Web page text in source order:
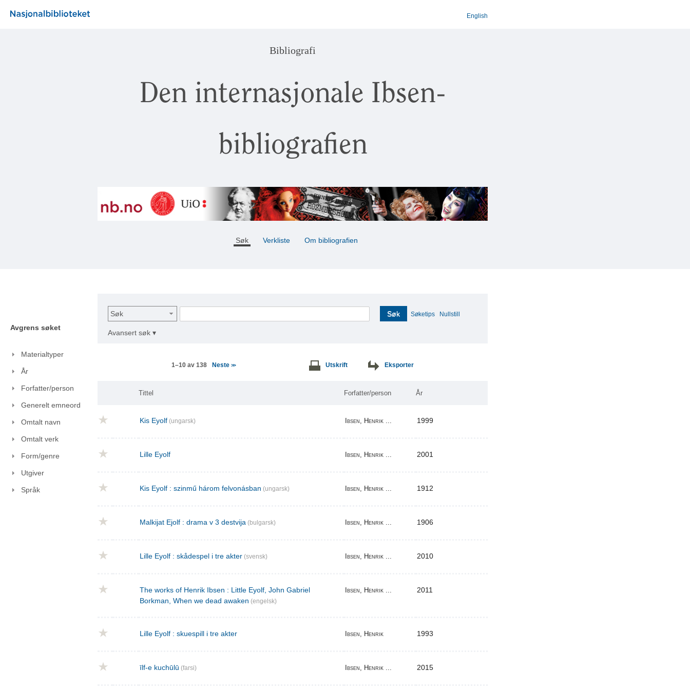
English
Bibliografi
Den internasjonale Ibsen-
bibliografien
Søk Verkliste Om bibliografien
Avgrens søket
Materialtyper
År
Forfatter/person
Generelt emneord
Omtalt navn
Omtalt verk
Form/genre
Utgiver
Språk
Søk Søk Søketips Nullstill
Avansert søk ▾
1–10 av 138 Neste >> Utskrift Eksporter
Tittel Forfatter/person År
Kis Eyolf (ungarsk) Ibsen, Henrik ... 1999
Lille Eyolf Ibsen, Henrik ... 2001
Kis Eyolf : szinmű három felvonásban (ungarsk) Ibsen, Henrik ... 1912
Malkijat Ejolf : drama v 3 destvija (bulgarsk) Ibsen, Henrik ... 1906
Lille Eyolf : skådespel i tre akter (svensk) Ibsen, Henrik ... 2010
The works of Henrik Ibsen : Little Eyolf, John Gabriel
Borkman, When we dead awaken (engelsk)
Ibsen, Henrik ... 2011
Lille Eyolf : skuespill i tre akter Ibsen, Henrik 1993
īlf-e kuchūlū (farsi) Ibsen, Henrik ... 2015